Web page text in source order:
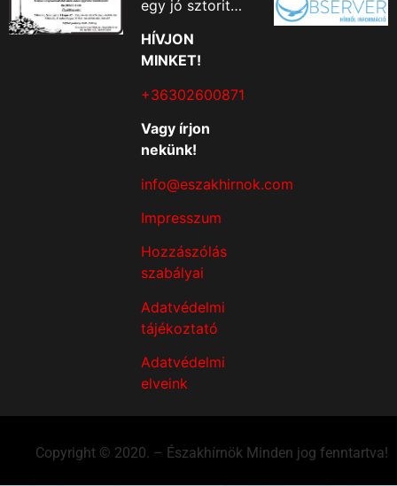
egy jó sztorit…
HÍVJON
MINKET!
+36302600871
Vagy írjon
nekünk!
info@eszakhirnok.com
Impresszum
Hozzászólás
szabályai
Adatvédelmi
tájékoztató
Adatvédelmi
elveink
Copyright © 2020. – Északhírnök Minden jog fenntartva!